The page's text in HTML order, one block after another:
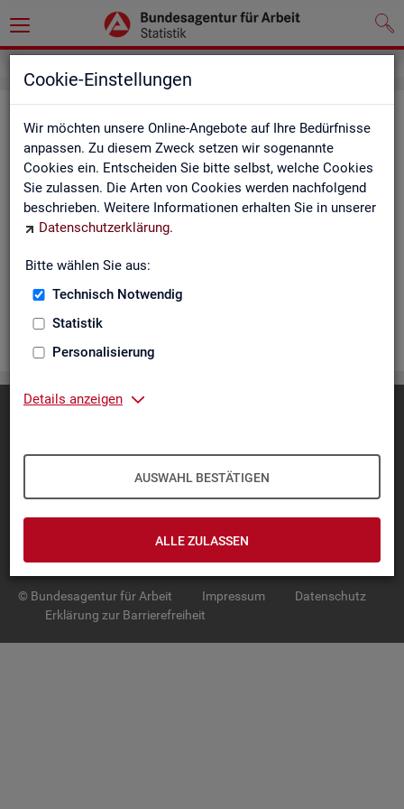
Cookie-Einstellungen
Wir möchten unsere Online-Angebote auf Ihre Bedürfnisse
anpassen. Zu diesem Zweck setzen wir sogenannte
Cookies ein. Entscheiden Sie bitte selbst, welche Cookies
Sie zulassen. Die Arten von Cookies werden nachfolgend
beschrieben. Weitere Informationen erhalten Sie in unserer
Datenschutzerklärung.
Bitte wählen Sie aus:
Technisch Notwendig
Statistik
Personalisierung
Details anzeigen
AUSWAHL BESTÄTIGEN
ALLE ZULASSEN
Ar­beits­lo­se und Ar­beits­lo­sen­quo­
ten - Deutsch­land, Län­der, Krei­se
und Ge­mein­den (Zeit­rei­he Mo­nats-
und Jah­res­zah­len)
nen über Ar­beits­lo­se nach Alter, Ge­schlecht, Staats­an­ge­hö­
rig­keit, Schwer­be­hin­de­rung und wei­te­re Merk­ma­le sowie Ar­
beits­lo­sen­quo­ten.
Diese Seite empfehlen
IN­TER­AK­TI­VE STA­TIS­TI­KEN
GRUND­LA­GEN
© Bundesagentur für Arbeit Impressum
Datenschutz
Erklärung zur Barrierefreiheit